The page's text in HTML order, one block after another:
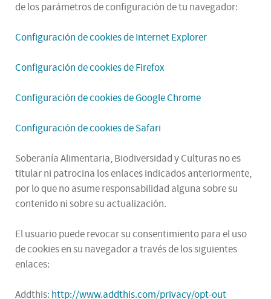
de los parámetros de configuración de tu navegador:
Configuración de cookies de Internet Explorer
Configuración de cookies de Firefox
Configuración de cookies de Google Chrome
Configuración de cookies de Safari
Soberanía Alimentaria, Biodiversidad y Culturas no es
titular ni patrocina los enlaces indicados anteriormente,
por lo que no asume responsabilidad alguna sobre su
contenido ni sobre su actualización.
El usuario puede revocar su consentimiento para el uso
de cookies en su navegador a través de los siguientes
enlaces:
Addthis: http://www.addthis.com/privacy/opt-out